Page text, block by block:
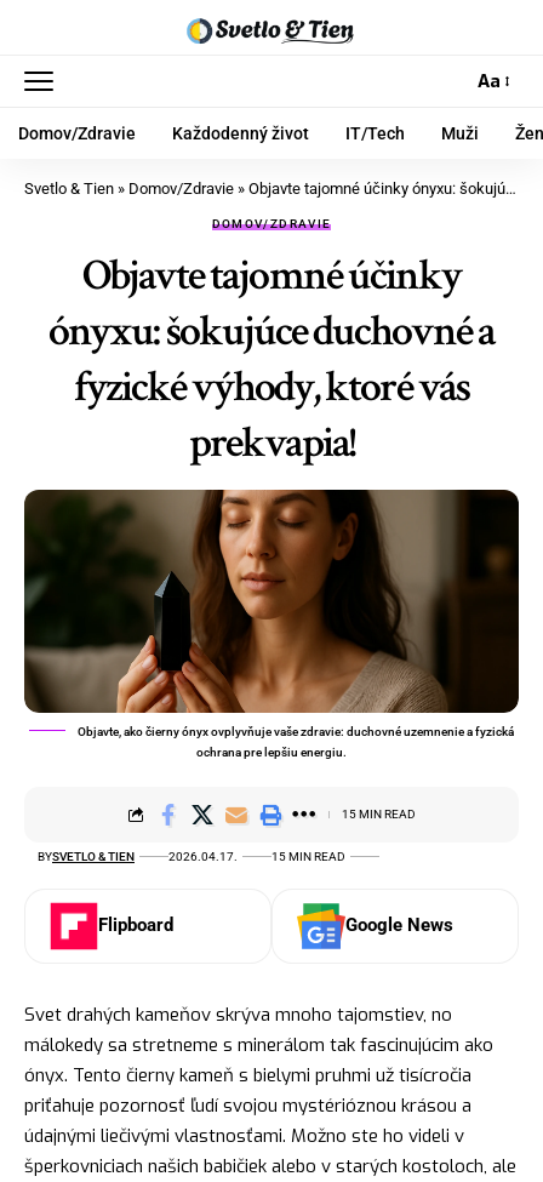
Aa
Domov/Zdravie Každodenný život IT/Tech Muži
Svetlo & Tien » Domov/Zdravie » Objavte tajomné účinky ónyxu: šokujúce duchovné a fyzické výhody, ktoré vás prekvapia!
DOMOV/ZDRAVIE
Objavte tajomné účinky
ónyxu: šokujúce duchovné a
fyzické výhody, ktoré vás
prekvapia!
Objavte, ako čierny ónyx ovplyvňuje vaše zdravie: duchovné uzemnenie a fyzická
ochrana pre lepšiu energiu.
BYSVETLO & TIEN 2026.04.17. 15 MIN READ
15 MIN READ
Flipboard Google News
Svet drahých kameňov skrýva mnoho tajomstiev, no
málokedy sa stretneme s minerálom tak fascinujúcim ako
ónyx. Tento čierny kameň s bielymi pruhmi už tisícročia
priťahuje pozornosť ľudí svojou mystérióznou krásou a
údajnými liečivými vlastnosťami. Možno ste ho videli v
šperkovniciach našich babičiek alebo v starých kostoloch, ale